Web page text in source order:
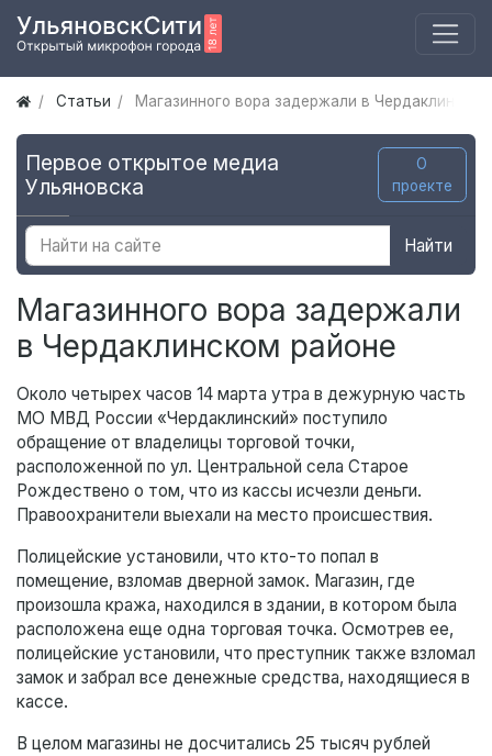
Статьи Магазинного вора задержали в
Первое открытое медиа
Ульяновска
О
проекте
Найти
Магазинного вора задержали
в Чердаклинском районе
Около четырех часов 14 марта утра в дежурную часть
МО МВД России «Чердаклинский» поступило
обращение от владелицы торговой точки,
расположенной по ул. Центральной села Старое
Рождествено о том, что из кассы исчезли деньги.
Правоохранители выехали на место происшествия.
Полицейские установили, что кто-то попал в
помещение, взломав дверной замок. Магазин, где
произошла кража, находился в здании, в котором была
расположена еще одна торговая точка. Осмотрев ее,
полицейские установили, что преступник также взломал
замок и забрал все денежные средства, находящиеся в
кассе.
В целом магазины не досчитались 25 тысяч рублей